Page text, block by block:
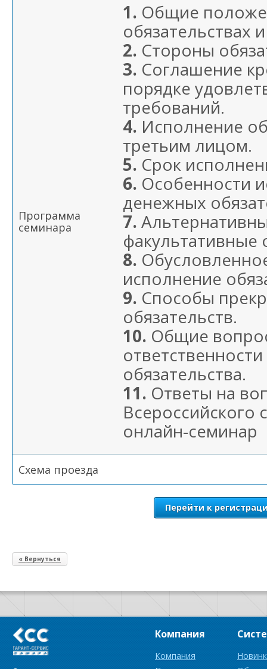
Программа
семинара
1. Общие
обязательствах
2. Стороны
3. Соглашение
порядке
требований.
4. Исполнение
третьим лицом.
5. Срок
6. Особенности
денежных
7.
факультативные
8.
исполнение
9. Способы
обязательств.
10. Общие
обязательства.
11. Ответы на
Всероссийского
онлайн-семинар
Схема проезда
Перейти к
« Вернуться
Компания
Компания